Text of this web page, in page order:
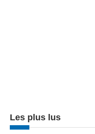
Les plus lus